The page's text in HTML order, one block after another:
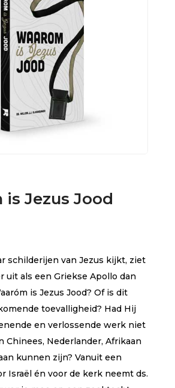
is Jezus Jood
schilderijen van Jezus kijkt, ziet
uit als een Griekse Apollo dan
is Jezus Jood? Of is dit
toevalligheid? Had Hij
en verlossende werk niet
Chinees, Nederlander, Afrikaan
kunnen zijn? Vanuit een
Israël én voor de kerk neemt ds.